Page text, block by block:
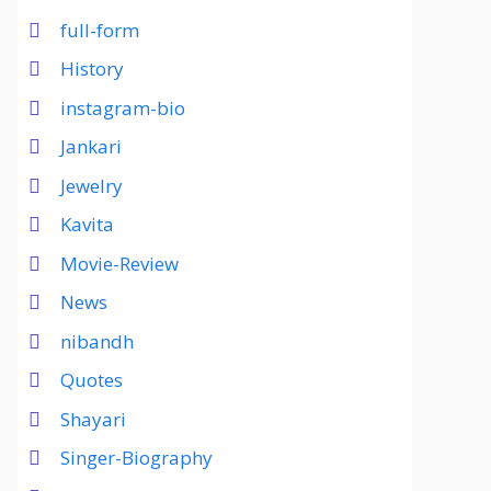
full-form
History
instagram-bio
Jankari
Jewelry
Kavita
Movie-Review
News
nibandh
Quotes
Shayari
Singer-Biography